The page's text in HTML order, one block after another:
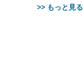
>> もっと見る